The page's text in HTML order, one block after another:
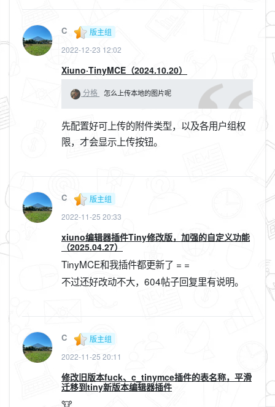
C
版主组
2022-12-23 12:02
Xiuno·TinyMCE（2024.10.20）
分格 怎么上传本地的图片呢
先配置好可上传的附件类型，以及各用户组权
限，才会显示上传按钮。
C
版主组
2022-11-25 20:33
xiuno编辑器插件Tiny修改版，加强的自定义功能
（2025.04.27）
TinyMCE和我插件都更新了 = =
不过还好改动不大，604帖子回复里有说明。
C
版主组
2022-11-25 20:11
修改旧版本fuck、c_tinymce插件的表名称，平滑
迁移到tiny新版本编辑器插件
🐮